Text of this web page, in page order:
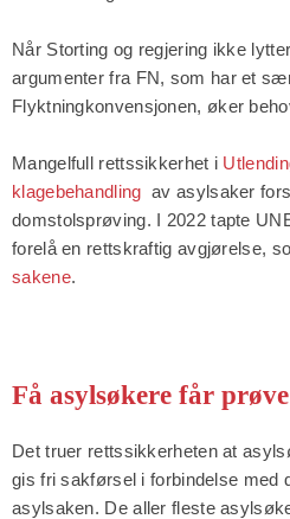
Når Storting og regjering ikke
argumenter fra FN, som har et
Flyktningkonvensjonen, øker
Mangelfull rettssikkerhet i
klagebehandling av asylsaker
domstolsprøving. I 2022 tapte
forelå en rettskraftig avgjørelse,
sakene.
Få asylsøkere får
Det truer rettssikkerheten at
gis fri sakførsel i forbindelse med
asylsaken. De aller fleste